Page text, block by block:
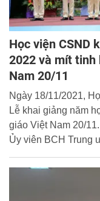
Học viện CSND
2022 và mít tinh
Nam 20/11
Ngày 18/11/2021,
Lễ khai giảng năm
giáo Việt Nam 20/
Ủy viên BCH Trung
viện.